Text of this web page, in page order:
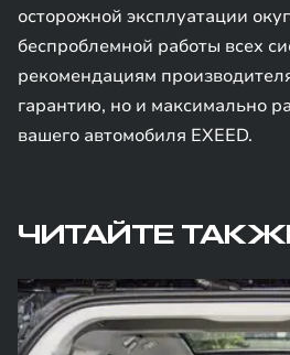
осторожной эксплуатации
беспроблемной работы всех
рекомендациям
гарантию, но и максимально
вашего автомобиля EXEED.
ЧИТАЙТЕ